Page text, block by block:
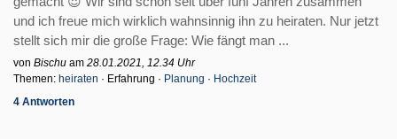
und ich freue mich wirklich wahnsinnig ihn zu heiraten. Nur jetzt
stellt sich mir die große Frage: Wie fängt man ...
von Bischu am 28.01.2021, 12.34 Uhr
Themen: heiraten · Erfahrung · Planung · Hochzeit
4 Antworten